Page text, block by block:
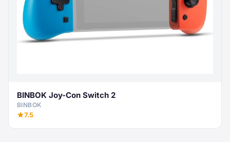
BINBOK Joy-Con Switch 2
BINBOK
7.5